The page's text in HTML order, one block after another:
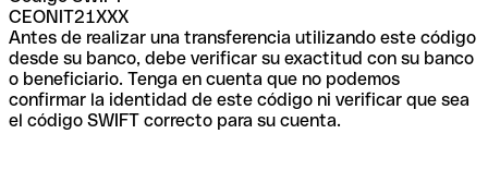
CEONIT21XXX
Antes de realizar una transferencia utilizando este código
desde su banco, debe verificar su exactitud con su banco
o beneficiario. Tenga en cuenta que no podemos
confirmar la identidad de este código ni verificar que sea
el código SWIFT correcto para su cuenta.